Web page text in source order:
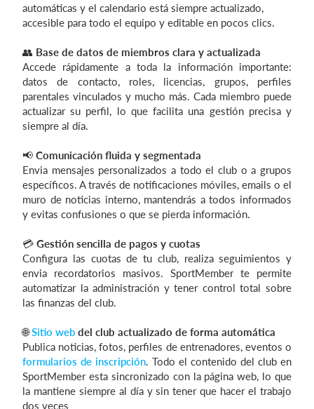
automáticas y el calendario está siempre actualizado,
accesible para todo el equipo y editable en pocos clics.
👥 Base de datos de miembros clara y actualizada
Accede rápidamente a toda la información importante:
datos de contacto, roles, licencias, grupos, perfiles
parentales vinculados y mucho más. Cada miembro puede
actualizar su perfil, lo que facilita una gestión precisa y
siempre al día.
📢 Comunicación fluida y segmentada
Envia mensajes personalizados a todo el club o a grupos
específicos. A través de notificaciones móviles, emails o el
muro de noticias interno, mantendrás a todos informados
y evitas confusiones o que se pierda información.
💳 Gestión sencilla de pagos y cuotas
Configura las cuotas de tu club, realiza seguimientos y
envia recordatorios masivos. SportMember te permite
automatizar la administración y tener control total sobre
las finanzas del club.
🌐Sitio web del club actualizado de forma automática
Publica noticias, fotos, perfiles de entrenadores, eventos o
formularios de inscripción. Todo el contenido del club en
SportMember esta sincronizado con la página web, lo que
la mantiene siempre al día y sin tener que hacer el trabajo
dos veces